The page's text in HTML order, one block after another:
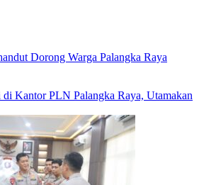
Dorong Warga Palangka Raya
Kantor PLN Palangka Raya, Utamakan